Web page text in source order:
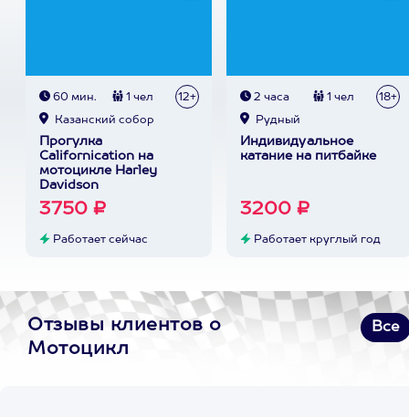
60 мин. 1 чел 12+
Казанский собор
Прогулка
Сalifornication на
мотоцикле Harley
Davidson
3750 ₽
Работает сейчас
2 часа 1 чел 18+
Рудный
Индивидуальное
катание на питбайке
3200 ₽
Работает круглый год
Отзывы клиентов о
Мотоцикл
Все